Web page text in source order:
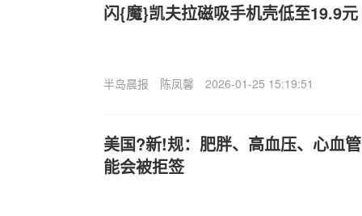
闪{魔}凯夫拉磁吸手机壳低至19.9元
半岛晨报 陈凤馨 2026-01-25 15:19:51
美国?新!规：肥胖、高血压、心血
能会被拒签